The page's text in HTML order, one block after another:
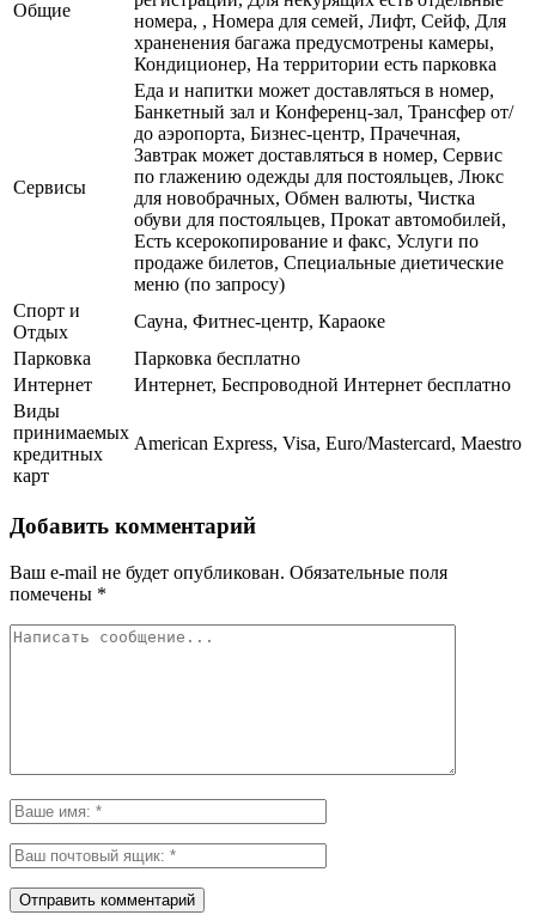
Общие
номера, , Номера для семей, Лифт, Сейф, Для
храненения багажа предусмотрены камеры,
Кондиционер, На территории есть парковка
Сервисы
Еда и напитки может доставляться в номер,
Банкетный зал и Конференц-зал, Трансфер от/
до аэропорта, Бизнес-центр, Прачечная,
Завтрак может доставляться в номер, Сервис
по глажению одежды для постояльцев, Люкс
для новобрачных, Обмен валюты, Чистка
обуви для постояльцев, Прокат автомобилей,
Есть ксерокопирование и факс, Услуги по
продаже билетов, Специальные диетические
меню (по запросу)
Спорт и
Отдых
Сауна, Фитнес-центр, Караоке
Парковка
Парковка бесплатно
Интернет
Интернет, Беспроводной Интернет бесплатно
Виды
принимаемых
кредитных
карт
American Express, Visa, Euro/Mastercard, Maestro
Добавить комментарий
Ваш e-mail не будет опубликован. Обязательные поля
помечены *